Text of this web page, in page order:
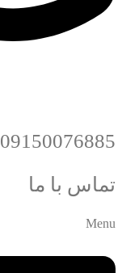
09150076885
تماس با ما
Menu